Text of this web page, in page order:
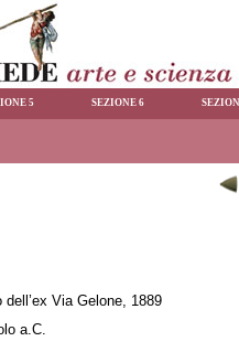
5 SEZIONE 6
Via Gelone, 1889
a.C.